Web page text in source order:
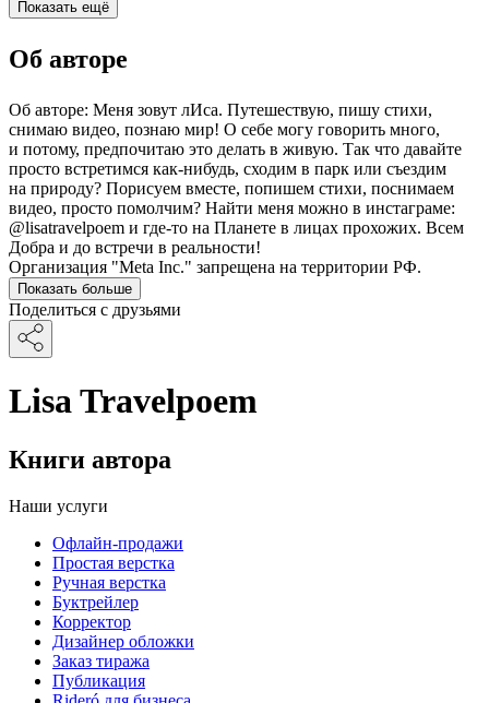
Показать ещё
Об авторе
Об авторе: Меня зовут лИса. Путешествую, пишу стихи,
снимаю видео, познаю мир! О себе могу говорить много,
и потому, предпочитаю это делать в живую. Так что давайте
просто встретимся как-нибудь, сходим в парк или съездим
на природу? Порисуем вместе, попишем стихи, поснимаем
видео, просто помолчим? Найти меня можно в инстаграме:
@lisatravelpoem и где-то на Планете в лицах прохожих. Всем
Добра и до встречи в реальности!
Организация "Meta Inc." запрещена на территории РФ.
Показать больше
Поделиться с друзьями
Lisa Travelpoem
Книги автора
Наши услуги
Офлайн-продажи
Простая верстка
Ручная верстка
Буктрейлер
Корректор
Дизайнер обложки
Заказ тиража
Публикация